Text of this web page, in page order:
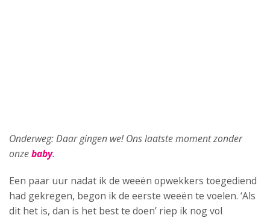
Onderweg: Daar gingen we! Ons laatste moment zonder
onzebaby.
Een paar uur nadat ik de weeën opwekkers toegediend
had gekregen, begon ik de eerste weeën te voelen. ‘Als
dit het is, dan is het best te doen’ riep ik nog vol